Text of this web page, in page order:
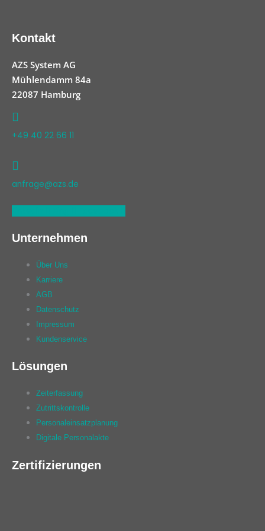
Kontakt
AZS System AG
Mühlendamm 84a
22087 Hamburg
+49 40 22 66 11
anfrage@azs.de
Unternehmen
Über Uns
Karriere
AGB
Datenschutz
Impressum
Kundenservice
Lösungen
Zeiterfassung
Zutrittskontrolle
Personaleinsatzplanung
Digitale Personalakte
Zertifizierungen